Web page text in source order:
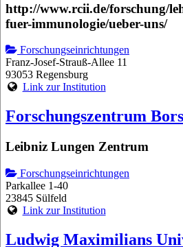
http://www.rcii.de/forschung/
fuer-immunologie/ueber-uns/
Forschungseinrichtungen
Franz-Josef-Strauß-Allee 11
93053 Regensburg
Link zur Institution
Forschungszentrum
Leibniz Lungen Zentrum
Forschungseinrichtungen
Parkallee 1-40
23845 Sülfeld
Link zur Institution
Ludwig Maximilians